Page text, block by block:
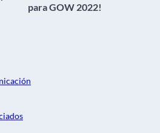
para GOW 2022!